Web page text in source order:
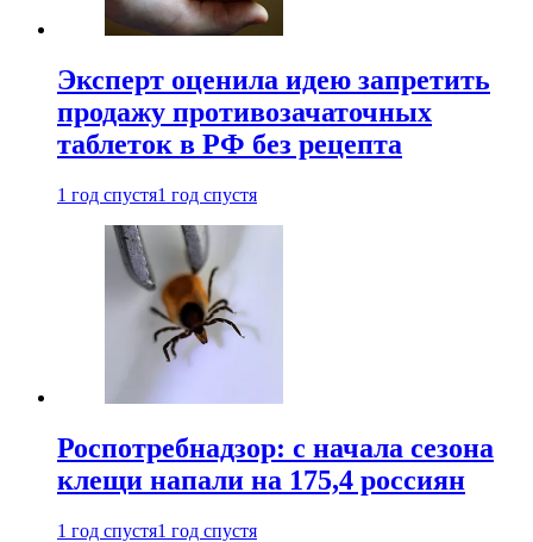
Эксперт оценила идею запретить
продажу противозачаточных
таблеток в РФ без рецепта
1 год спустя1 год спустя
Роспотребнадзор: с начала сезона
клещи напали на 175,4 россиян
1 год спустя1 год спустя